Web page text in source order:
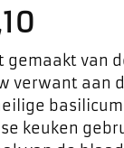
gemaakt van
verwant aan
keuken